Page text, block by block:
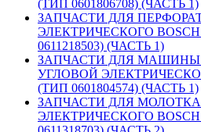
(ТИП 0601806708) (ЧАСТЬ 1)
ЗАПЧАСТИ ДЛЯ
ЭЛЕКТРИЧЕСКОГО BOSCH
0611218503) (ЧАСТЬ 1)
ЗАПЧАСТИ ДЛЯ
УГЛОВОЙ ЭЛЕКТРИЧЕСКОЙ
(ТИП 0601804574) (ЧАСТЬ 1)
ЗАПЧАСТИ ДЛЯ
ЭЛЕКТРИЧЕСКОГО BOSCH